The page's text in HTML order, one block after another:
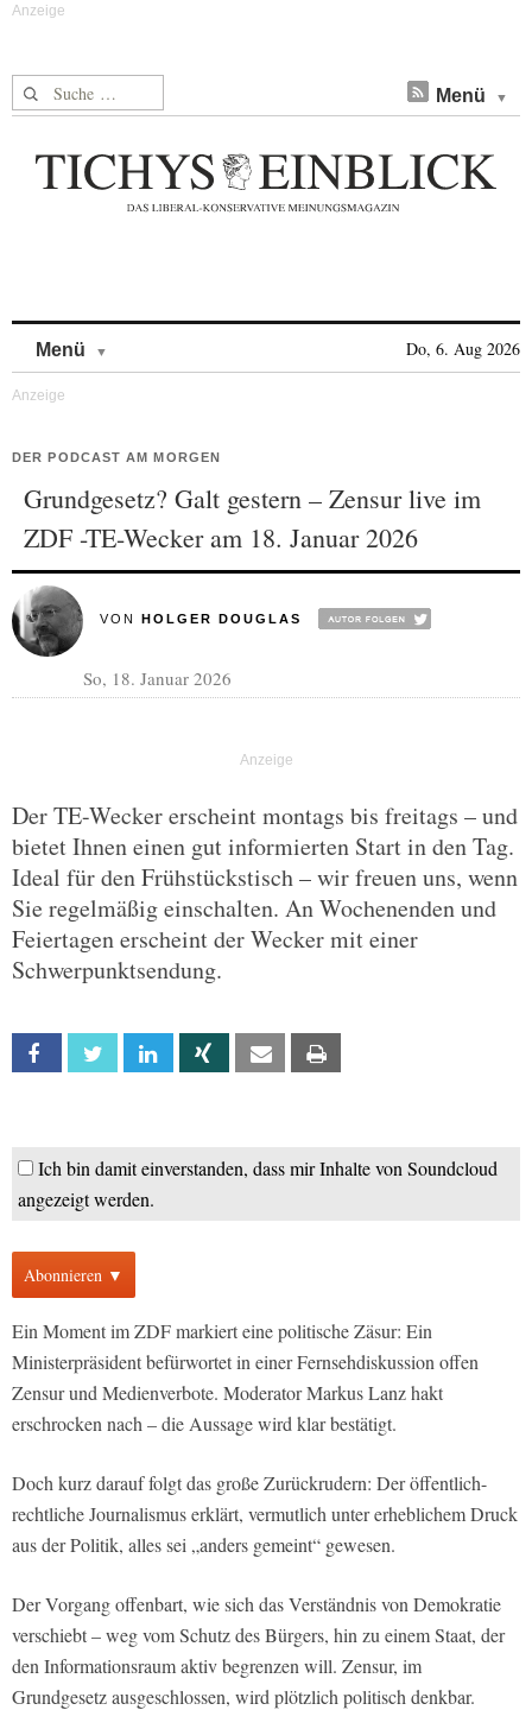
Suche nach: Menü
Menü Do, 6. Aug 2026
DER PODCAST AM MORGEN
Grundgesetz? Galt gestern – Zensur live im
ZDF -TE-Wecker am 18. Januar 2026
VON HOLGER DOUGLAS
So, 18. Januar 2026
Der TE-Wecker erscheint montags bis freitags – und
bietet Ihnen einen gut informierten Start in den Tag.
Ideal für den Frühstückstisch – wir freuen uns, wenn
Sie regelmäßig einschalten. An Wochenenden und
Feiertagen erscheint der Wecker mit einer
Schwerpunktsendung.
Facebook Twitter Linkedin Xing Email
Ich bin damit einverstanden, dass mir Inhalte von Soundcloud
angezeigt werden.
Abonnieren ▼
Ein Moment im ZDF markiert eine politische Zäsur: Ein
Ministerpräsident befürwortet in einer Fernsehdiskussion offen
Zensur und Medienverbote. Moderator Markus Lanz hakt
erschrocken nach – die Aussage wird klar bestätigt.
Doch kurz darauf folgt das große Zurückrudern: Der öffentlich-
rechtliche Journalismus erklärt, vermutlich unter erheblichem Druck
aus der Politik, alles sei „anders gemeint“ gewesen.
Der Vorgang offenbart, wie sich das Verständnis von Demokratie
verschiebt – weg vom Schutz des Bürgers, hin zu einem Staat, der
den Informationsraum aktiv begrenzen will. Zensur, im
Grundgesetz ausgeschlossen, wird plötzlich politisch denkbar.